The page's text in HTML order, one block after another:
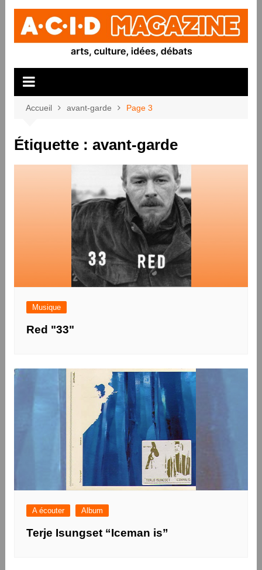
Aller
contenu
Accueil avant-garde Page 3
Étiquette : avant-garde
Musique
Red "33"
A écouter Album
Terje Isungset “Iceman is”